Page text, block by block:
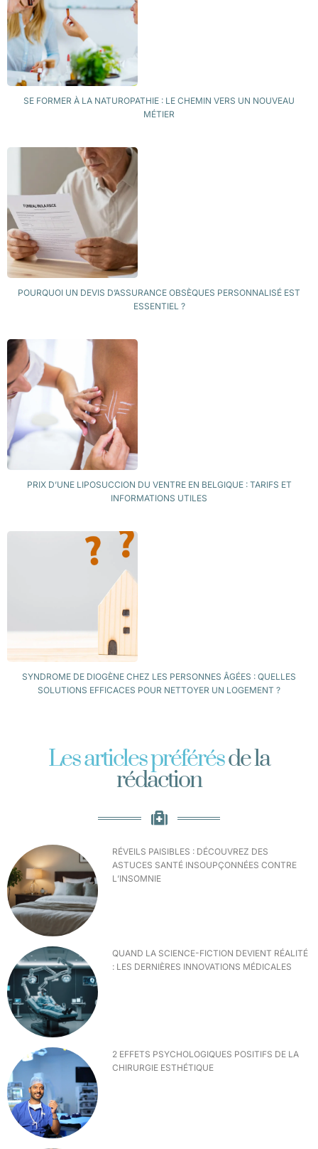
SE FORMER À LA NATUROPATHIE : LE CHEMIN VERS UN NOUVEAU
MÉTIER
POURQUOI UN DEVIS D’ASSURANCE OBSÈQUES PERSONNALISÉ EST
ESSENTIEL ?
PRIX D’UNE LIPOSUCCION DU VENTRE EN BELGIQUE : TARIFS ET
INFORMATIONS UTILES
SYNDROME DE DIOGÈNE CHEZ LES PERSONNES ÂGÉES : QUELLES
SOLUTIONS EFFICACES POUR NETTOYER UN LOGEMENT ?
Les articles préférésde la
rédaction
RÉVEILS PAISIBLES : DÉCOUVREZ DES
ASTUCES SANTÉ INSOUPÇONNÉES CONTRE
L’INSOMNIE
QUAND LA SCIENCE-FICTION DEVIENT RÉALITÉ
: LES DERNIÈRES INNOVATIONS MÉDICALES
2 EFFETS PSYCHOLOGIQUES POSITIFS DE LA
CHIRURGIE ESTHÉTIQUE